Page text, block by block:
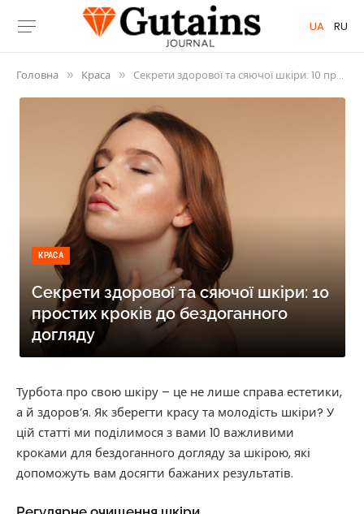
UA RU
Головна » Краса » Секрети здорової та сяючої шкіри: 10 простих кроків до бездоганного догляду
КРАСА
Секрети здорової та сяючої шкіри: 10
простих кроків до бездоганного
догляду
Турбота про свою шкіру – це не лише справа естетики,
а й здоров’я. Як зберегти красу та молодість шкіри? У
цій статті ми поділимося з вами 10 важливими
кроками для бездоганного догляду за шкірою, які
допоможуть вам досягти бажаних результатів.